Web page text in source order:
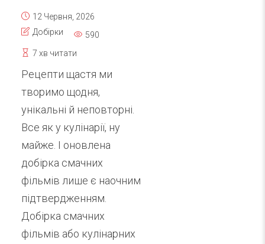
12 Червня, 2026
Добірки
590
7 хв читати
Рецепти щастя ми
творимо щодня,
унікальні й неповторні.
Все як у кулінарії, ну
майже. І оновлена
добірка смачних
фільмів лише є наочним
підтвердженням.
Добірка смачних
фільмів або кулінарних